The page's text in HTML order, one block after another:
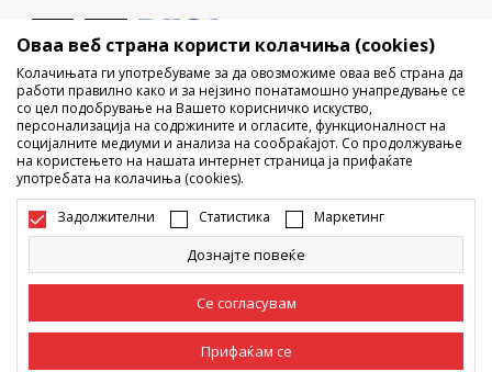
Не е дозволено превземање или користење на содржината од
интернет страните на Sport Vision, делумно или целосно a се
однесува на логоа, трговски марки, комерцијални содржини, ниту
истите да се отстапуваат на трети лица, јавно да се објавуваат или да
се користат за било какви цели, без писмена согласност од БДС.МК
ДООЕЛ.
Настојуваме да бидеме што попрецизни во описот на производот,
фотографијата и самата цена, но не можеме да гарантираме дака
сите информации се комплетни и без грешка. Сите прикажани
дека мораат да се достапни во секој момент. Достапноста на
производите може да ја проверите и на телефонскиот број 02 3055
222.
Оваа веб страна користи колачиња (cookies)
Колачињата ги употребуваме за да овозможиме оваа веб страна да
работи правилно како и за нејзино понатамошно унапредување се
со цел подобрување на Вашето корисничко искуство,
персонализација на содржините и огласите, функционалност на
социјалните медиуми и анализа на сообраќајот. Со продолжување
на користењето на нашата интернет страница ја прифаќате
употребата на колачиња (cookies).
Задолжителни Статистика Маркетинг
Дознајте повеќе
Се согласувам
Прифаќам се